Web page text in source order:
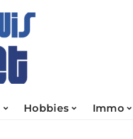
Hobbies Immo